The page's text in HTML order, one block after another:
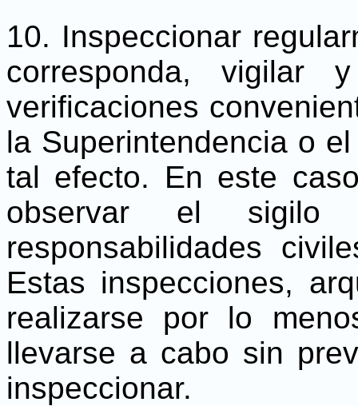
10. Inspeccionar
corresponda, vigilar
verificaciones
la Superintendencia o
tal efecto. En este
observar el
responsabilidades
Estas inspecciones,
realizarse por lo
llevarse a cabo sin
inspeccionar.